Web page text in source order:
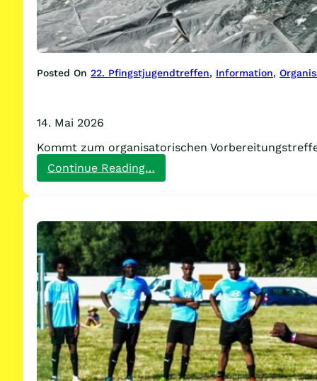
Posted On 22. Pfingstjugendtreffen, Information,
14. Mai 2026
Kommt zum organisatorischen
Continue Reading…
Kommt
Vorbereitungstreffen
für
die
„Spiele
ohne
Grenzen“!